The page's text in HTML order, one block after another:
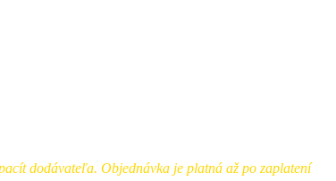
dodávateľa. Objednávka je platná až po zaplatení